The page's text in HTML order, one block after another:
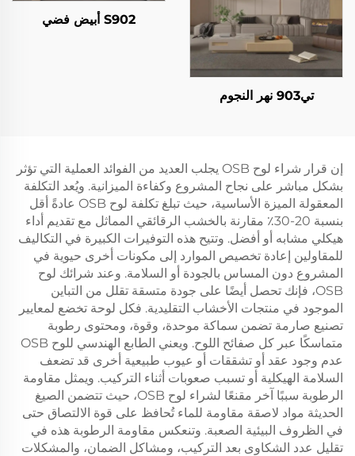
تي903 نهر النجوم
S902 أبيض فضي
إن قرار شراء لوح OSB يجلب العديد من الفوائد العملية التي تؤثر
بشكل مباشر على نجاح المشروع وكفاءة الميزانية. ويُعد التكلفة
المعقولة الميزة الأساسية، حيث تبلغ تكلفة لوح OSB عادةً أقل
بنسبة 20-30٪ مقارنة بالخشب الرقائقي المماثل مع تقديم أداء
هيكلي مشابه أو أفضل. وتتيح هذه التوفيرات الكبيرة في التكاليف
للمقاولين إعادة تخصيص الموارد إلى مكونات أخرى حيوية في
المشروع دون المساس بالجودة أو السلامة. وعند شرائك لوح
OSB، فإنك تحصل أيضًا على جودة متسقة تقلل من التباين
الموجود في منتجات الأخشاب التقليدية. فكل لوحة تخضع لمعايير
تصنيع صارمة تضمن سماكة موحدة، وقوة، ومحتوى رطوبة
متماسكًا عبر كل صفائح اللوح. ويعني الطابع الهندسي للوح OSB
عدم وجود عقد أو تشققات أو عيوب طبيعية أخرى قد تضعف
السلامة الهيكلية أو تسبب صعوبات أثناء التركيب. ويمثل مقاومة
الرطوبة سببًا آخر مقنعًا لشراء لوح OSB، حيث تتضمن الصيغ
الحديثة مواد لاصقة مقاومة للماء تُحافظ على قوة الالتصاق حتى
في الظروف البيئية الصعبة. وتنعكس مقاومة الرطوبة هذه في
تقليل عدد الشكاوى بعد التركيب، ومشاكل الضمان، والمشكلات